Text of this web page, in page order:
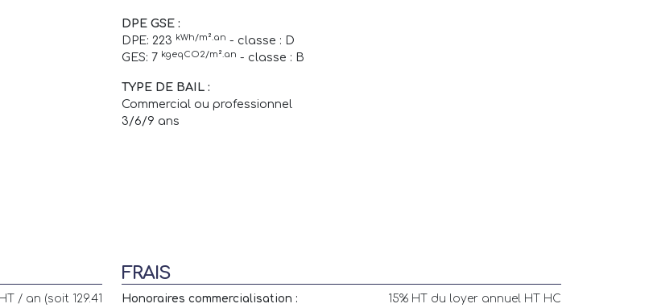
DPE GSE :
DPE: 223 kWh/m².an - classe : D
GES: 7 kgeqCO2/m².an - classe : B
TYPE DE BAIL :
Commercial ou professionnel
3/6/9 ans
/ an (soit 129.41
FRAIS
Honoraires commercialisation :
15% HT du loyer annuel HT HC